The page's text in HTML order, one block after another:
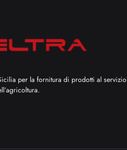
per la fornitura di prodotti al servizio